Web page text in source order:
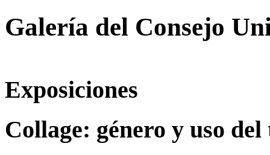
Galería del Consejo
Exposiciones
Collage: género y uso